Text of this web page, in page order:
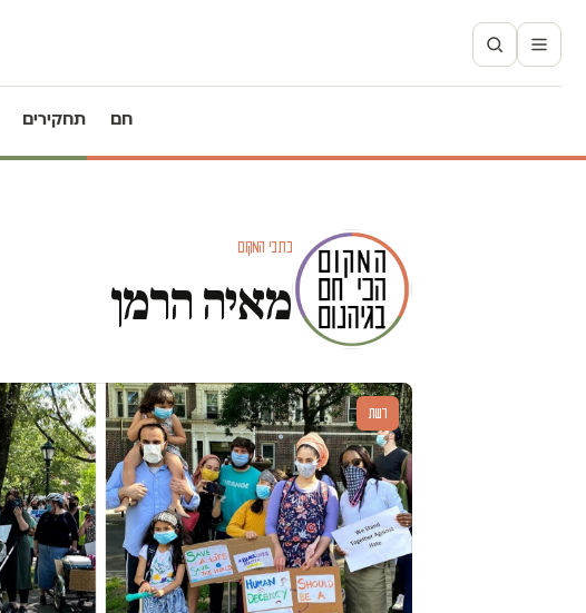
חם תחקירים
כתבי המקום
מאיה הרמן
דעות